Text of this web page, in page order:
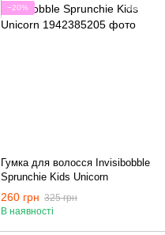
−20%
Гумка для волосся Invisibobble
Sprunchie Kids Unicorn
260 грн 325 грн
В наявності